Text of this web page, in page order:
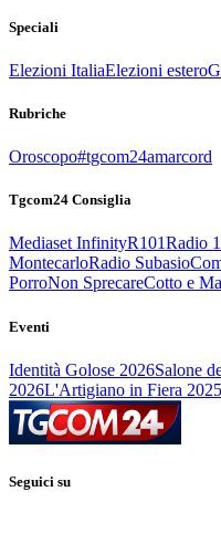
Speciali
Elezioni ItaliaElezioni estero
Rubriche
Oroscopo#tgcom24amarcord
Tgcom24 Consiglia
Mediaset InfinityR101Radio
MontecarloRadio Subasio
PorroNon SprecareCotto e
Eventi
Identità Golose 2026Salone
2026L'Artigiano in Fiera 2025
Seguici su